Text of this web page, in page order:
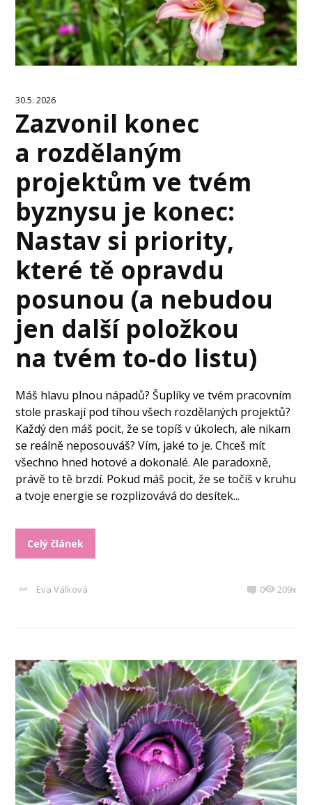
30.5. 2026
Zazvonil konec
a rozdělaným
projektům ve tvém
byznysu je konec:
Nastav si priority,
které tě opravdu
posunou (a nebudou
jen další položkou
na tvém to-do listu)
Máš hlavu plnou nápadů? Šuplíky ve tvém pracovním
stole praskají pod tíhou všech rozdělaných projektů?
Každý den máš pocit, že se topíš v úkolech, ale nikam
se reálně neposouváš? Vím, jaké to je. Chceš mít
všechno hned hotové a dokonalé. Ale paradoxně,
právě to tě brzdí. Pokud máš pocit, že se točíš v kruhu
a tvoje energie se rozplizovává do desítek...
Celý článek
Eva Válková 0 209x